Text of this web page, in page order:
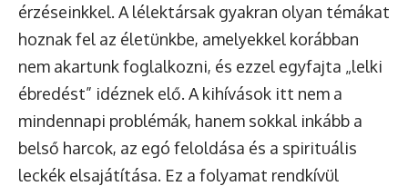
érzéseinkkel. A lélektársak gyakran olyan témákat
hoznak fel az életünkbe, amelyekkel korábban
nem akartunk foglalkozni, és ezzel egyfajta „lelki
ébredést” idéznek elő. A kihívások itt nem a
mindennapi problémák, hanem sokkal inkább a
belső harcok, az egó feloldása és a spirituális
leckék elsajátítása. Ez a folyamat rendkívül